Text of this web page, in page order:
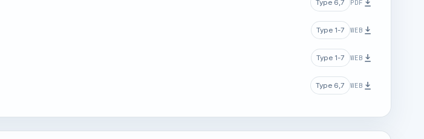
Type 6,7 PDF
Type 1-7 WEB
Type 1-7 WEB
Type 6,7 WEB